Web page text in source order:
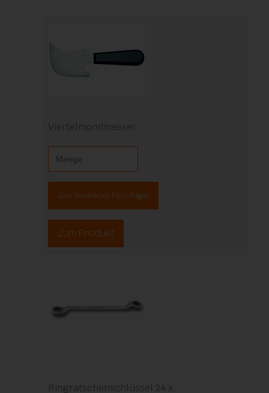
Viertelmondmesser
Zum Warenkorb hinzufügen
Zum Produkt
Ringratschenschlüssel 24 x